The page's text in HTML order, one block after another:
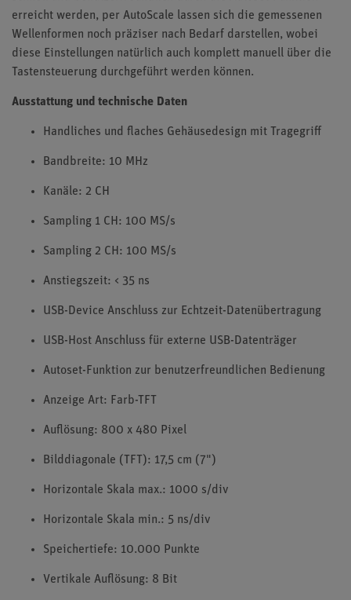
erreicht werden, per AutoScale lassen sich die gemessenen
Wellenformen noch präziser nach Bedarf darstellen, wobei
diese Einstellungen natürlich auch komplett manuell über die
Tastensteuerung durchgeführt werden können.
Ausstattung und technische Daten
Handliches und flaches Gehäusedesign mit Tragegriff
Bandbreite: 10 MHz
Kanäle: 2 CH
Sampling 1 CH: 100 MS/s
Sampling 2 CH: 100 MS/s
Anstiegszeit: < 35 ns
USB-Device Anschluss zur Echtzeit-Datenübertragung
USB-Host Anschluss für externe USB-Datenträger
Autoset-Funktion zur benutzerfreundlichen Bedienung
Anzeige Art: Farb-TFT
Auflösung: 800 x 480 Pixel
Bilddiagonale (TFT): 17,5 cm (7")
Horizontale Skala max.: 1000 s/div
Horizontale Skala min.: 5 ns/div
Speichertiefe: 10.000 Punkte
Vertikale Auflösung: 8 Bit